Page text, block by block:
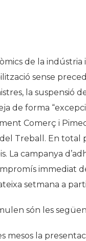
de la
sense
la suspensió
de forma
Comerç i
Treball. En
La campanya
immediat
setmana a
són les
la